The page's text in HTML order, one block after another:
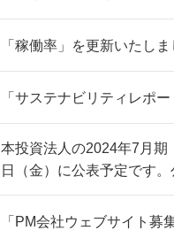
「稼働率」を更新いたしま
「サステナビリティレポ
本投資法人の2024年7月
日（金）に公表予定です
「PM会社ウェブサイト募